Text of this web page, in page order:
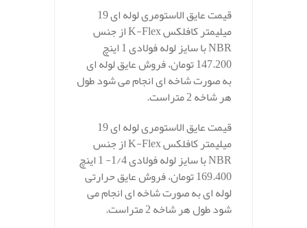
قیمت عایق الاستومری لوله ای 19
میلیمتر کافلکس K-Flex از جنس
NBR با سایز لوله فولادی 1 اینچ
147.200 تومان، فروش عایق لوله ای
به صورت شاخه ای انجام می شود طول
هر شاخه 2 متراست.
قیمت عایق الاستومری لوله ای 19
میلیمتر کافلکس K-Flex از جنس
NBR با سایز لوله فولادی 1/4- 1 اینچ
169.400 تومان، فروش عایق حرارتی
لوله ای به صورت شاخه ای انجام می
شود طول هر شاخه 2 متراست.